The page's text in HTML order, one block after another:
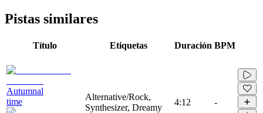
Pistas similares
Título Etiquetas Duración BPM
Autumnal
time
Alternative/Rock,
Synthesizer, Dreamy
4:12 -